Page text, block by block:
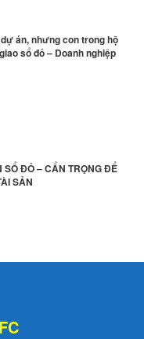
án, nhưng con trong hộ
sổ đỏ – Doanh nghiệp
SỔ ĐỎ – CẨN TRỌNG ĐỂ
SẢN